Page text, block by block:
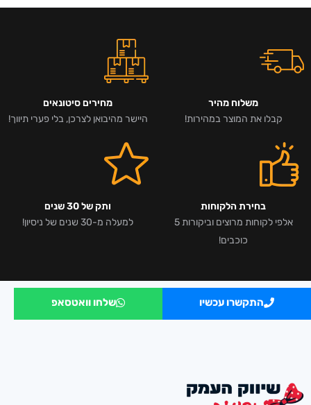
משלוח מהיר
קבלו את המוצר במהירות!
מחירים סיטונאים
היישר מהיבואן לצרכן, בלי פערי תיווך!
בחירת הלקוחות
אלפי לקוחות מרוצים וביקורות 5
כוכבים!
ותק של 30 שנים
למעלה מ-30 שנים של ניסיון!
התקשרו עכשיו שלחו וואטסאפ